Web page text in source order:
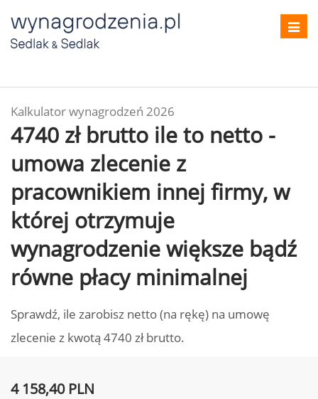
Kalkulator wynagrodzeń 2026
4740 zł brutto ile to netto -
umowa zlecenie z
pracownikiem innej firmy, w
której otrzymuje
wynagrodzenie większe bądź
równe płacy minimalnej
Sprawdź, ile zarobisz netto (na rękę) na umowę
zlecenie z kwotą 4740 zł brutto.
4 158,40 PLN